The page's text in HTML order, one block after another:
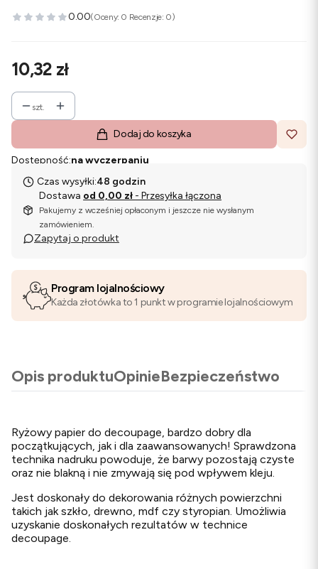
0.00(Oceny: 0 Recenzje: 0)
Cena
10,32 zł
szt.
Dodaj do koszyka
Dostępność:na wyczerpaniu
Czas wysyłki:48 godzin
Dostawa od 0,00 zł - Przesyłka łączona
Pakujemy z wcześniej opłaconym i jeszcze nie wysłanym
zamówieniem.
Zapytaj o produkt
Program lojalnościowy
Każda złotówka to 1 punkt w programie lojalnościowym
Opis produktuOpinieBezpieczeństwo
Ryżowy papier do decoupage, bardzo dobry dla
początkujących, jak i dla zaawansowanych! Sprawdzona
technika nadruku powoduje, że barwy pozostają czyste
oraz nie blakną i nie zmywają się pod wpływem kleju.
Jest doskonały do dekorowania różnych powierzchni
takich jak szkło, drewno, mdf czy styropian. Umożliwia
uzyskanie doskonałych rezultatów w technice
decoupage.